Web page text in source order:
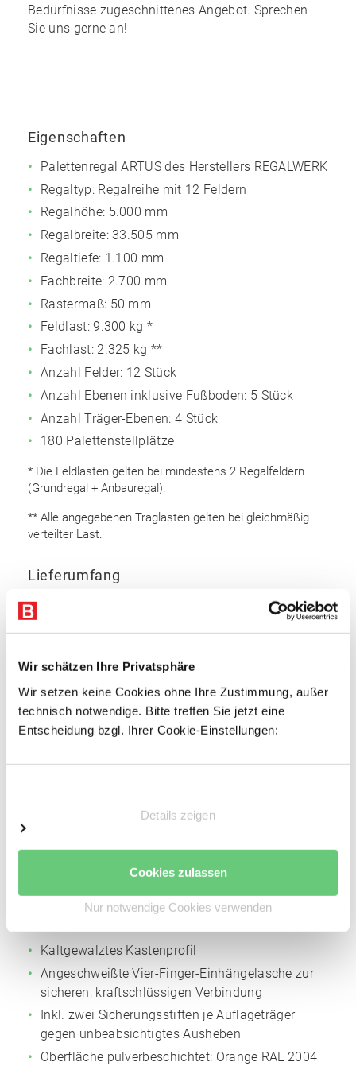
Wir schätzen Ihre Privatsphäre
Wir setzen keine Cookies ohne Ihre Zustimmung, außer
technisch notwendige. Bitte treffen Sie jetzt eine
Entscheidung bzgl. Ihrer Cookie-Einstellungen:
Details zeigen
Cookies zulassen
Nur notwendige Cookies verwenden
Bedürfnisse zugeschnittenes Angebot. Sprechen
Sie uns gerne an!
Eigenschaften
Palettenregal ARTUS des Herstellers REGALWERK
Regaltyp: Regalreihe mit 12 Feldern
Regalhöhe: 5.000 mm
Regalbreite: 33.505 mm
Regaltiefe: 1.100 mm
Fachbreite: 2.700 mm
Rastermaß: 50 mm
Feldlast:9.300 kg *
Fachlast: 2.325 kg **
Anzahl Felder: 12 Stück
Anzahl Ebenen inklusive Fußboden: 5 Stück
Anzahl Träger-Ebenen: 4 Stück
180 Palettenstellplätze
* Die Feldlasten gelten bei mindestens 2 Regalfeldern
(Grundregal + Anbauregal).
** Alle angegebenen Traglasten gelten bei gleichmäßig
verteilter Last.
Lieferumfang
Rahmen 5.000 x 1.100 mm (HxT): 13 Stk.
Sicherungsstifte
Rahmen
Profiliertes Bandstahl
Materialstärke: 2 mm
Kaltgewalztes Kastenprofil
Angeschweißte Vier-Finger-Einhängelasche zur
sicheren, kraftschlüssigen Verbindung
Inkl. zwei Sicherungsstiften je Auflageträger
gegen unbeabsichtigtes Ausheben
Oberfläche pulverbeschichtet: Orange RAL 2004